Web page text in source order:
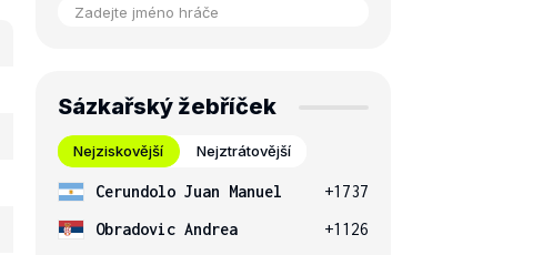
Sázkařský žebříček
Nejziskovější Nejztrátovější
Cerundolo Juan Manuel
+1737
Obradovic Andrea
+1126